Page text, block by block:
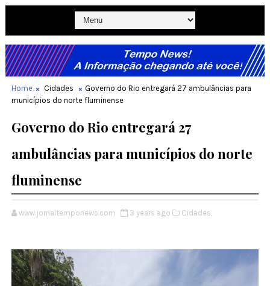
Home Cidades
Governo do Rio entregará 27 ambulâncias para
municípios do norte fluminense
Governo do Rio entregará 27
ambulâncias para municípios do norte
fluminense
www.jornaltemponews.com 3 years ago Cidades,